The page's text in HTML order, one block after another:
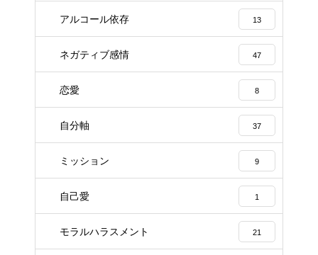
アルコール依存 13
ネガティブ感情 47
恋愛 8
自分軸 37
ミッション 9
自己愛 1
モラルハラスメント 21